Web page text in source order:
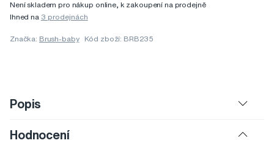
Není skladem pro nákup online, k zakoupení na prodejně
Ihned na 3 prodejnách
Značka: Brush-baby Kód zboží: BRB235
Popis
Hodnocení